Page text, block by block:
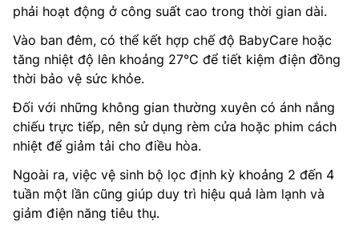
phải hoạt động ở công suất cao trong thời gian dài.
Vào ban đêm, có thể kết hợp chế độ BabyCare hoặc
tăng nhiệt độ lên khoảng 27°C để tiết kiệm điện đồng
thời bảo vệ sức khỏe.
Đối với những không gian thường xuyên có ánh nắng
chiếu trực tiếp, nên sử dụng rèm cửa hoặc phim cách
nhiệt để giảm tải cho điều hòa.
Ngoài ra, việc vệ sinh bộ lọc định kỳ khoảng 2 đến 4
tuần một lần cũng giúp duy trì hiệu quả làm lạnh và
giảm điện năng tiêu thụ.